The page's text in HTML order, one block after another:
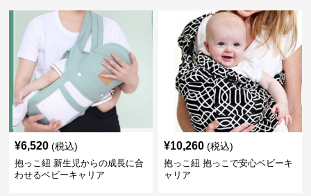
¥6,520 (税込)
抱っこ紐 新生児からの成長に合
わせるベビーキャリア
¥10,260 (税込)
抱っこ紐 抱っこで安心ベビーキ
ャリア